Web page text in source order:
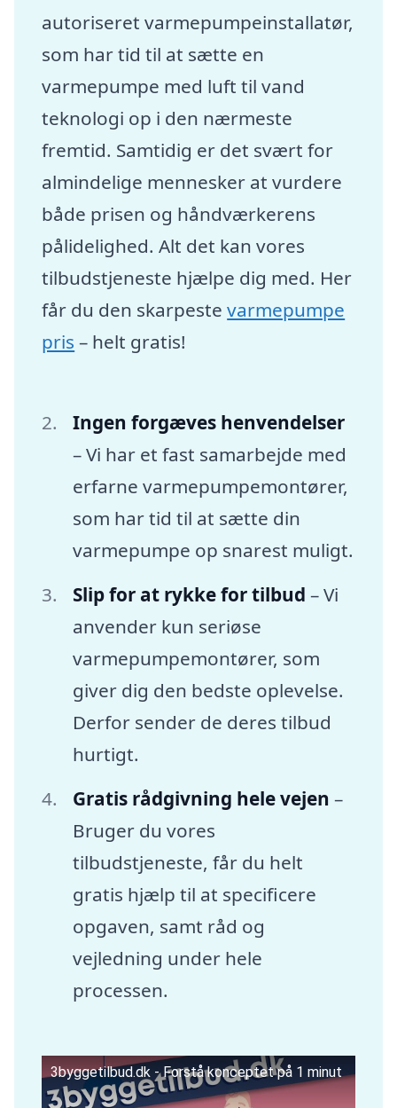
autoriseret varmepumpeinstallatør,
som har tid til at sætte en
varmepumpe med luft til vand
teknologi op i den nærmeste
fremtid. Samtidig er det svært for
almindelige mennesker at vurdere
både prisen og håndværkerens
pålidelighed. Alt det kan vores
tilbudstjeneste hjælpe dig med. Her
får du den skarpestevarmepumpe
pris – helt gratis!
Ingen forgæves henvendelser
– Vi har et fast samarbejde med
erfarne varmepumpemontører,
som har tid til at sætte din
varmepumpe op snarest muligt.
Slip for at rykke for tilbud – Vi
anvender kun seriøse
varmepumpemontører, som
giver dig den bedste oplevelse.
Derfor sender de deres tilbud
hurtigt.
Gratis rådgivning hele vejen –
Bruger du vores
tilbudstjeneste, får du helt
gratis hjælp til at specificere
opgaven, samt råd og
vejledning under hele
processen.
3byggetilbud.dk - Forstå konceptet på 1 minut